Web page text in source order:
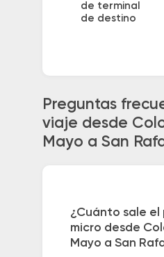
de terminal
de destino
Preguntas
viaje desde
Mayo a San
¿Cuánto sale el
micro desde
Mayo a San